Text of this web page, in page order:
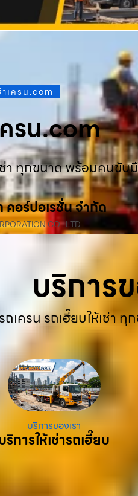
าเครน.com
ครน.com
ช่า ทุกขนาด พร้อมคนขับ
อร์ปอเรชั่น จำกัด
CO., LTD.
บริการ
ถเครน รถเฮี๊ยบให้เช่า
บริการของเรา
ริการให้เช่ารถเฮี๊ยบ